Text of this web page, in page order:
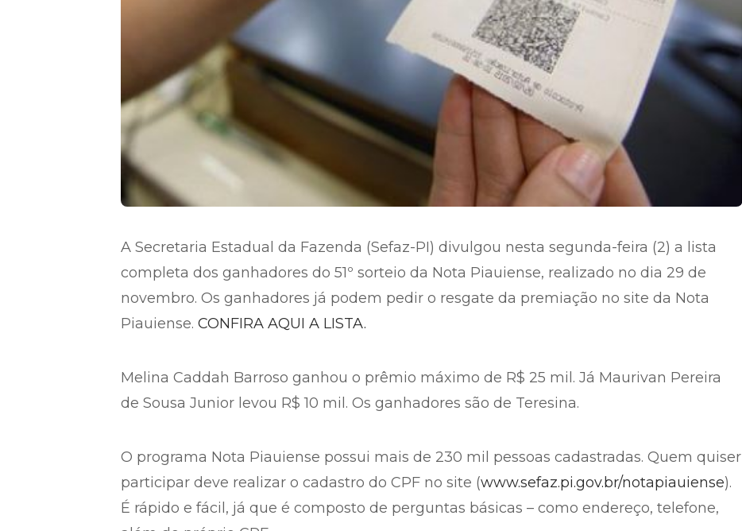
A Secretaria Estadual da Fazenda (Sefaz-PI) divulgou nesta segunda-feira (2) a lista
completa dos ganhadores do 51º sorteio da Nota Piauiense, realizado no dia 29 de
novembro. Os ganhadores já podem pedir o resgate da premiação no site da Nota
Piauiense. CONFIRA AQUI A LISTA.
Melina Caddah Barroso ganhou o prêmio máximo de R$ 25 mil. Já Maurivan Pereira
de Sousa Junior levou R$ 10 mil. Os ganhadores são de Teresina.
O programa Nota Piauiense possui mais de 230 mil pessoas cadastradas. Quem quiser
participar deve realizar o cadastro do CPF no site (www.sefaz.pi.gov.br/notapiauiense).
É rápido e fácil, já que é composto de perguntas básicas – como endereço, telefone,